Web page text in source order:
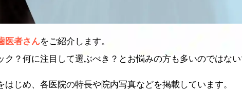
医者さんをご紹介します。
？何に注目して選ぶべき？とお悩みの方も多いのではない
じめ、各医院の特長や院内写真などを掲載しています。